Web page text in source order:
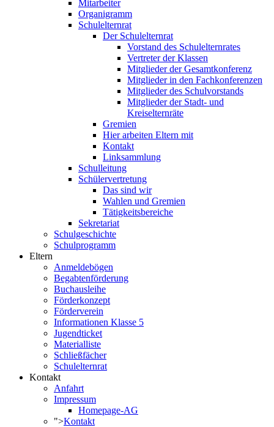
Mitarbeiter
Organigramm
Schulelternrat
Der Schulelternrat
Vorstand des Schulelternrates
Vertreter der Klassen
Mitglieder der Gesamtkonferenz
Mitglieder in den Fachkonferenzen
Mitglieder des Schulvorstands
Mitglieder der Stadt- und
Kreiselternräte
Gremien
Hier arbeiten Eltern mit
Kontakt
Linksammlung
Schulleitung
Schülervertretung
Das sind wir
Wahlen und Gremien
Tätigkeitsbereiche
Sekretariat
Schulgeschichte
Schulprogramm
Eltern
Anmeldebögen
Begabtenförderung
Buchausleihe
Förderkonzept
Förderverein
Informationen Klasse 5
Jugendticket
Materialliste
Schließfächer
Schulelternrat
Kontakt
Anfahrt
Impressum
Homepage-AG
">Kontakt